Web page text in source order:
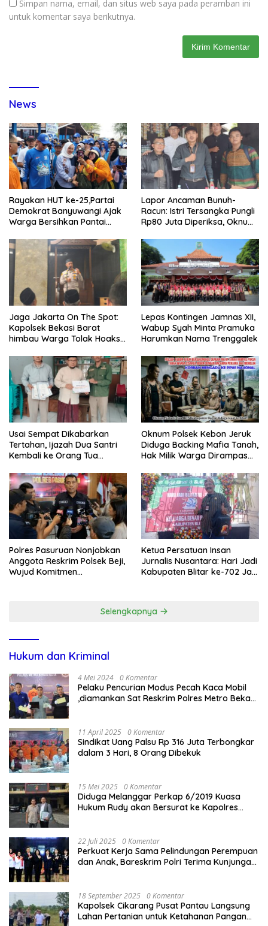
Simpan nama, email, dan situs web saya pada peramban ini
untuk komentar saya berikutnya.
News
Rayakan HUT ke-25,Partai
Demokrat Banyuwangi Ajak
Warga Bersihkan Pantai
Lapor Ancaman Bunuh-
Racun: Istri Tersangka Pungli
Rp80 Juta Diperiksa, Oknum
Disdagperin
Jaga Jakarta On The Spot:
Kapolsek Bekasi Barat
himbau Warga Tolak Hoaks
Sholat Jumat
Lepas Kontingen Jamnas XII,
Wabup Syah Minta Pramuka
Harumkan Nama Trenggalek
Usai Sempat Dikabarkan
Tertahan, Ijazah Dua Santri
Kembali ke Orang Tua
Oknum Polsek Kebon Jeruk
Diduga Backing Mafia Tanah,
Hak Milik Warga Dirampas
Polres Pasuruan Nonjobkan
Anggota Reskrim Polsek Beji,
Wujud Komitmen
Ketua Persatuan Insan
Jurnalis Nusantara: Hari Jadi
Kabupaten Blitar ke-702 Jadi
Selengkapnya
Hukum dan Kriminal
4 Mei 2024 0 Komentar
Pelaku Pencurian Modus Pecah Kaca Mobil
,diamankan Sat Reskrim Polres Metro Bekasi
11 April 2025 0 Komentar
Sindikat Uang Palsu Rp 316 Juta Terbongkar
dalam 3 Hari, 8 Orang Dibekuk
15 Mei 2025 0 Komentar
Diduga Melanggar Perkap 6/2019 Kuasa
Hukum Rudy akan Bersurat ke Kapolres
22 Juli 2025 0 Komentar
Perkuat Kerja Sama Pelindungan Perempuan
dan Anak, Bareskrim Polri Terima Kunjungan
18 September 2025 0 Komentar
Kapolsek Cikarang Pusat Pantau Langsung
Lahan Pertanian untuk Ketahanan Pangan